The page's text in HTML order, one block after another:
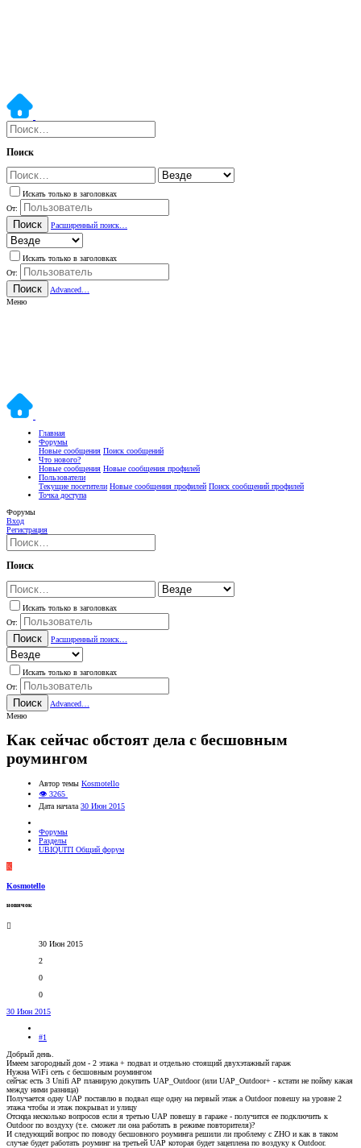
Поиск
Искать только в заголовках
От:
Поиск Расширенный поиск…
Искать только в заголовках
От:
Поиск
Advanced…
Меню
Главная
Форумы
Новые сообщения Поиск сообщений
Что нового?
Новые сообщения Новые сообщения профилей
Пользователи
Текущие посетители Новые сообщения профилей Поиск сообщений профилей
Точка доступа
Форумы
Вход
Регистрация
Поиск
Искать только в заголовках
От:
Поиск Расширенный поиск…
Искать только в заголовках
От:
Поиск
Advanced…
Меню
Как сейчас обстоят дела с бесшовным
роумингом
Автор темы Kosmotello
👁 3265
Дата начала 30 Июн 2015
Форумы
Разделы
UBIQUITI Общий форум
K
Kosmotello
новичок
30 Июн 2015
2
0
0
30 Июн 2015
#1
Добрый день.
Имеем загородный дом - 2 этажа + подвал и отдельно стоящий двухэтажный гараж
Нужна WiFi сеть с бесшовным роумингом
сейчас есть 3 Unifi AP планирую докупить UAP_Outdoor (или UAP_Outdoor+ - кстати не пойму какая
между ними разница)
Получается одну UAP поставлю в подвал еще одну на первый этаж а Outdoor повешу на уровне 2
этажа чтобы и этаж покрывал и улицу
Отсюда несколько вопросов если я третью UAP повешу в гараже - получится ее подключить к
Outdoor по воздуху (т.е. сможет ли она работать в режиме повторителя)?
И следующий вопрос по поводу бесшовного роуминга решили ли проблему с ZHO и как в таком
случае будет работать роуминг на третьей UAP которая будет зацеплена по воздуку к Outdoor.